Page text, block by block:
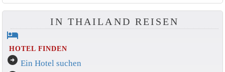
IN THAILAND REISEN
hotel
HOTEL FINDEN
arrow_circle_right Ein Hotel suchen